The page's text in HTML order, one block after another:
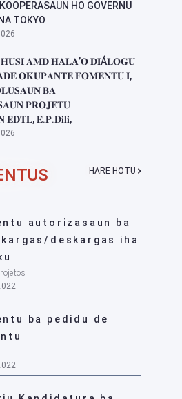
HO GOVERNU
TOKYO
𝐀𝐌𝐃 𝐇𝐀𝐋𝐀’𝐎 𝐃𝐈Á𝐋𝐎𝐆𝐔
𝐎𝐊𝐔𝐏𝐀𝐍𝐓𝐄 𝐅𝐎𝐌𝐄𝐍𝐓𝐔 𝐈,
𝐁𝐀
𝐏𝐑𝐎𝐉𝐄𝐓𝐔
𝐄.𝐏.𝐃𝐢𝐥𝐢,
HARE HOTU
autorizasaun ba
deskargas iha
ba pedidu de